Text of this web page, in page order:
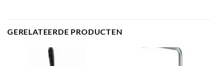
GERELATEERDE PRODUCTEN